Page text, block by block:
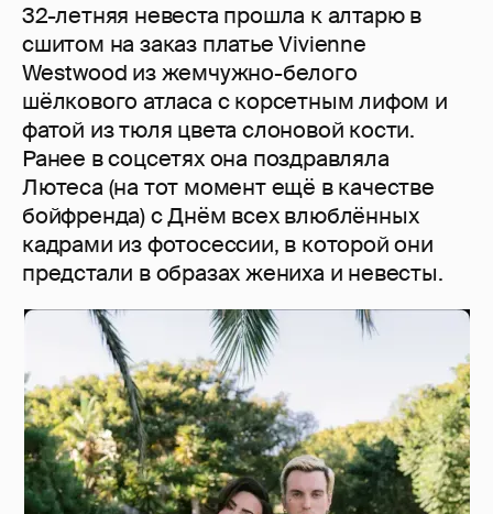
32-летняя невеста прошла к алтарю в
сшитом на заказ платье Vivienne
Westwood из жемчужно-белого
шёлкового атласа с корсетным лифом и
фатой из тюля цвета слоновой кости.
Ранее в соцсетях она поздравляла
Лютеса (на тот момент ещё в качестве
бойфренда) с Днём всех влюблённых
кадрами из фотосессии, в которой они
предстали в образах жениха и невесты.